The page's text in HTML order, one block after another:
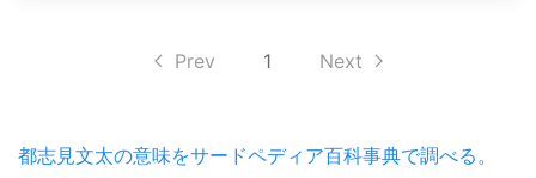
Prev 1 Next
都志見文太の意味をサードペディア百科事典で調べる。